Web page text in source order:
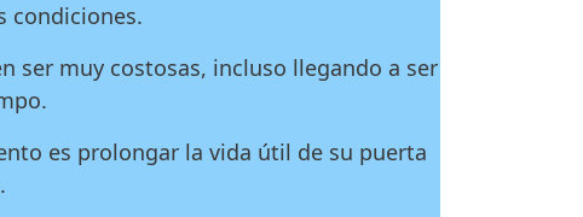
condiciones.
ser muy costosas, incluso llegando a ser
es prolongar la vida útil de su puerta